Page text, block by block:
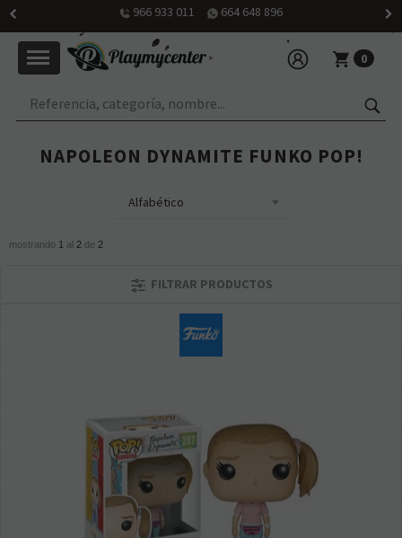
0
NAPOLEON DYNAMITE FUNKO POP!
mostrando 1 al 2 de 2
FILTRAR PRODUCTOS